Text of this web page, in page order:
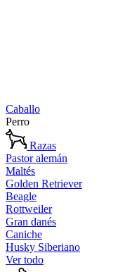
Caballo
Perro
Razas
Pastor alemán
Maltés
Golden Retriever
Beagle
Rottweiler
Gran danés
Caniche
Husky Siberiano
Ver todo